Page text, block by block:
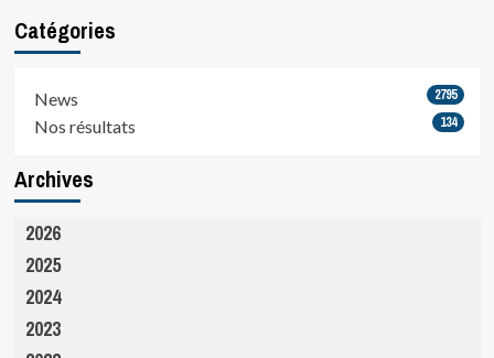
Catégories
News 2795
Nos résultats 134
Archives
2026
2025
2024
2023